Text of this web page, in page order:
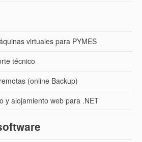
virtuales para PYMES
técnico
(online Backup)
y alojamiento web para .NET